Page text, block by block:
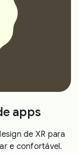
apps
de XR para
e confortável.